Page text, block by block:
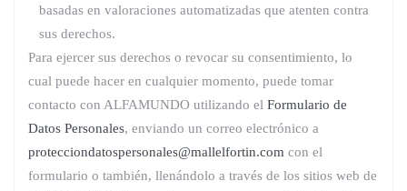
basadas en valoraciones automatizadas que atenten contra
sus derechos.
Para ejercer sus derechos o revocar su consentimiento, lo
cual puede hacer en cualquier momento, puede tomar
contacto con ALFAMUNDO utilizando el Formulario de
Datos Personales, enviando un correo electrónico a
protecciondatospersonales@mallelfortin.com con el
formulario o también, llenándolo a través de los sitios web de